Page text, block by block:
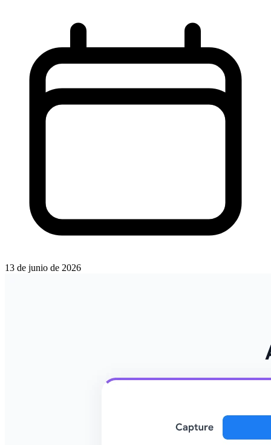
13 de junio de 2026